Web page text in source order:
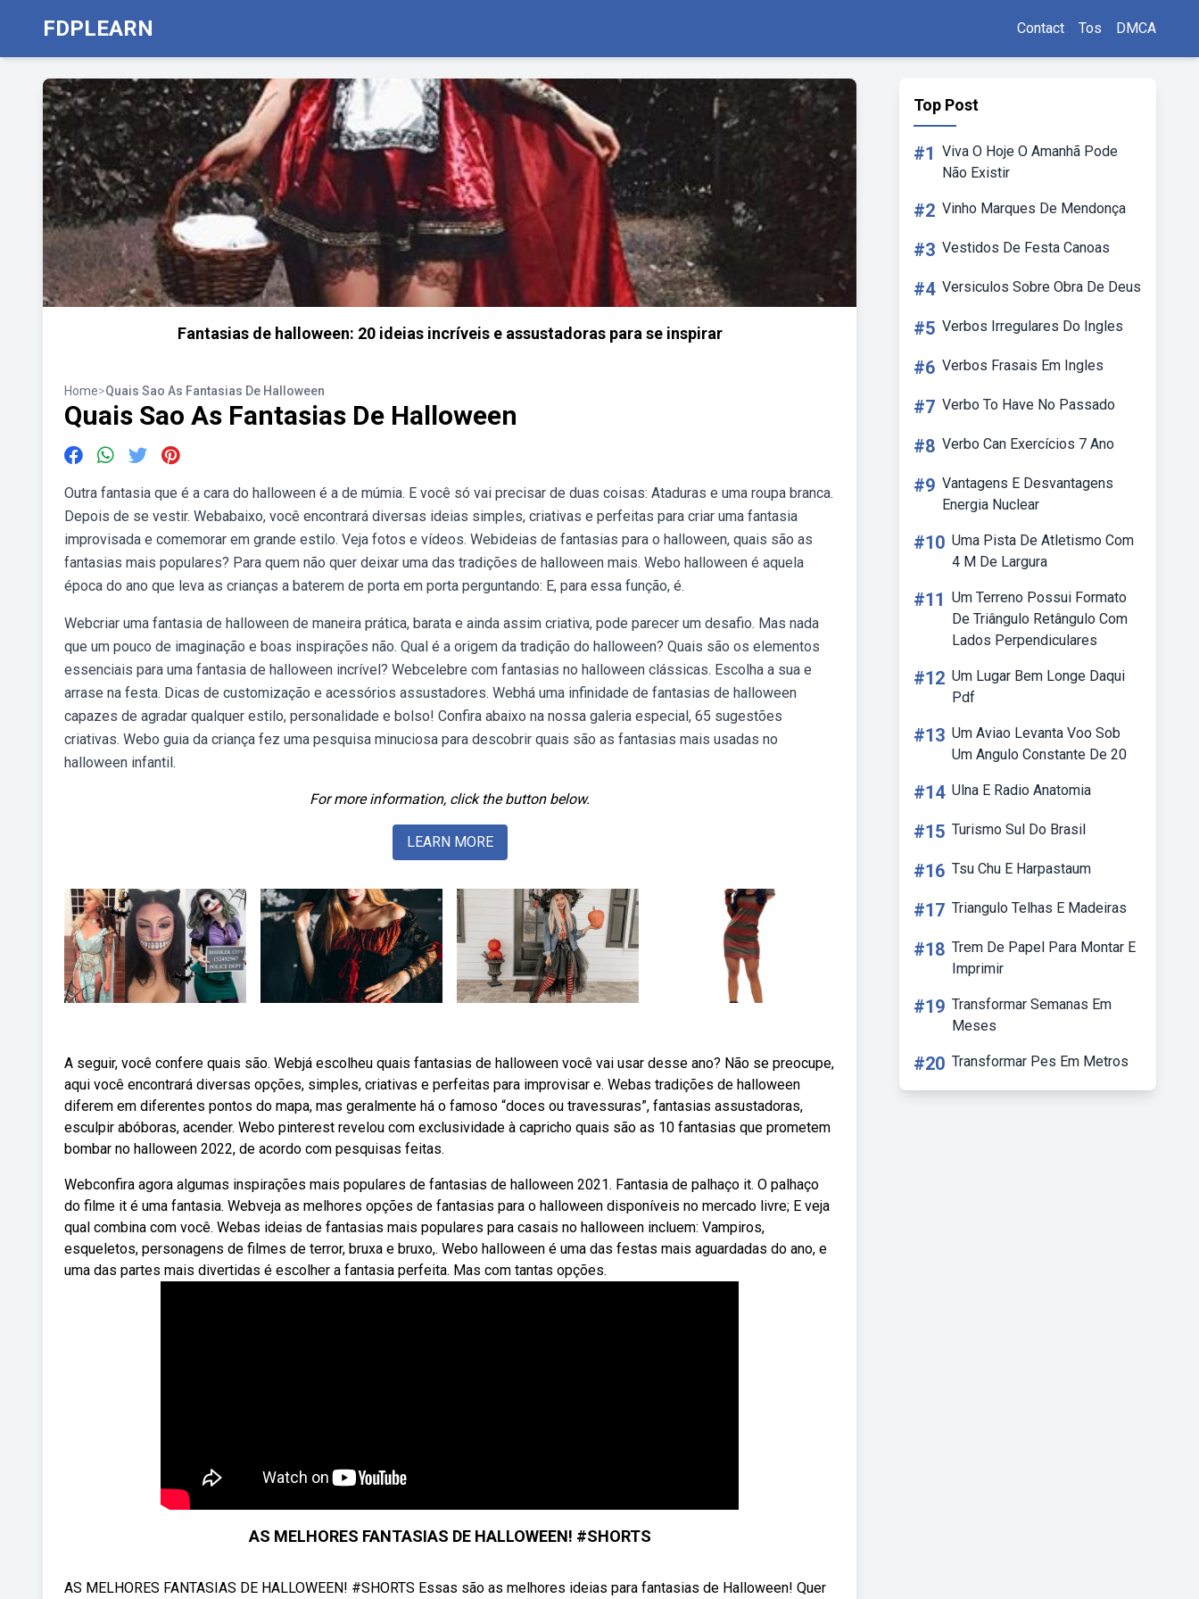
FDPLEARN Contact Tos DMCA
Fantasias de halloween: 20 ideias incríveis e assustadoras para se inspirar
Home>Quais Sao As Fantasias De Halloween
Quais Sao As Fantasias De Halloween
Outra fantasia que é a cara do halloween é a de múmia. E você só vai precisar de duas coisas: Ataduras e uma roupa branca.
Depois de se vestir. Webabaixo, você encontrará diversas ideias simples, criativas e perfeitas para criar uma fantasia
improvisada e comemorar em grande estilo. Veja fotos e vídeos. Webideias de fantasias para o halloween, quais são as
fantasias mais populares? Para quem não quer deixar uma das tradições de halloween mais. Webo halloween é aquela
época do ano que leva as crianças a baterem de porta em porta perguntando: E, para essa função, é.
Webcriar uma fantasia de halloween de maneira prática, barata e ainda assim criativa, pode parecer um desafio. Mas nada
que um pouco de imaginação e boas inspirações não. Qual é a origem da tradição do halloween? Quais são os elementos
essenciais para uma fantasia de halloween incrível? Webcelebre com fantasias no halloween clássicas. Escolha a sua e
arrase na festa. Dicas de customização e acessórios assustadores. Webhá uma infinidade de fantasias de halloween
capazes de agradar qualquer estilo, personalidade e bolso! Confira abaixo na nossa galeria especial, 65 sugestões
criativas. Webo guia da criança fez uma pesquisa minuciosa para descobrir quais são as fantasias mais usadas no
halloween infantil.
For more information, click the button below.
LEARN MORE
A seguir, você confere quais são. Webjá escolheu quais fantasias de halloween você vai usar desse ano? Não se preocupe,
aqui você encontrará diversas opções, simples, criativas e perfeitas para improvisar e. Webas tradições de halloween
diferem em diferentes pontos do mapa, mas geralmente há o famoso “doces ou travessuras”, fantasias assustadoras,
esculpir abóboras, acender. Webo pinterest revelou com exclusividade à capricho quais são as 10 fantasias que prometem
bombar no halloween 2022, de acordo com pesquisas feitas.
Webconfira agora algumas inspirações mais populares de fantasias de halloween 2021. Fantasia de palhaço it. O palhaço
do filme it é uma fantasia. Webveja as melhores opções de fantasias para o halloween disponíveis no mercado livre; E veja
qual combina com você. Webas ideias de fantasias mais populares para casais no halloween incluem: Vampiros,
esqueletos, personagens de filmes de terror, bruxa e bruxo,. Webo halloween é uma das festas mais aguardadas do ano, e
uma das partes mais divertidas é escolher a fantasia perfeita. Mas com tantas opções.
AS MELHORES FANTASIAS DE HALLOWEEN! #SHORTS
AS MELHORES FANTASIAS DE HALLOWEEN! #SHORTS Essas são as melhores ideias para fantasias de Halloween! Quer
Top Post
#1 Viva O Hoje O Amanhã Pode
Não Existir
#2 Vinho Marques De Mendonça
#3 Vestidos De Festa Canoas
#4 Versiculos Sobre Obra De Deus
#5 Verbos Irregulares Do Ingles
#6 Verbos Frasais Em Ingles
#7 Verbo To Have No Passado
#8 Verbo Can Exercícios 7 Ano
#9 Vantagens E Desvantagens
Energia Nuclear
#10 Uma Pista De Atletismo Com
4 M De Largura
#11 Um Terreno Possui Formato
De Triângulo Retângulo Com
Lados Perpendiculares
#12 Um Lugar Bem Longe Daqui
Pdf
#13 Um Aviao Levanta Voo Sob
Um Angulo Constante De 20
#14 Ulna E Radio Anatomia
#15 Turismo Sul Do Brasil
#16 Tsu Chu E Harpastaum
#17 Triangulo Telhas E Madeiras
#18 Trem De Papel Para Montar E
Imprimir
#19 Transformar Semanas Em
Meses
#20 Transformar Pes Em Metros